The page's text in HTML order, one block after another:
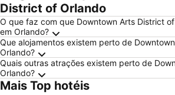
District of Orlando
O que faz com que Downtown Arts District
em Orlando?
Que alojamentos existem perto de
Orlando?
Quais outras atrações existem perto de
Orlando?
Mais Top hotéis